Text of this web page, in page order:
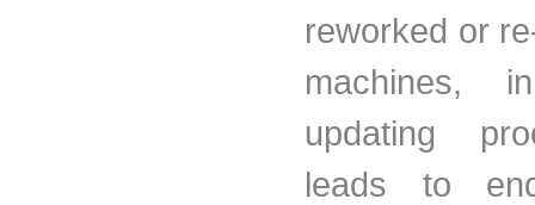
reworked or
machines,
updating
leads to